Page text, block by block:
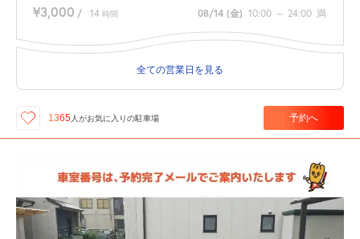
¥3,000 / 14 時間 08/14 (金) 10:00 ～ 24:00 満
全ての営業日を見る
1365人がお気に入りの駐車場 予約へ